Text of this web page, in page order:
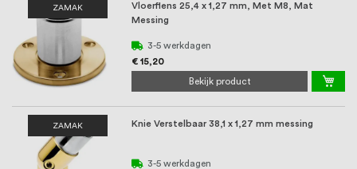
ZAMAK
Vloerflens 25,4 x 1,27 mm, Met M8, Mat
Messing
3-5 werkdagen
€ 15,20
Bekijk product
ZAMAK Knie Verstelbaar 38,1 x 1,27 mm messing
3-5 werkdagen